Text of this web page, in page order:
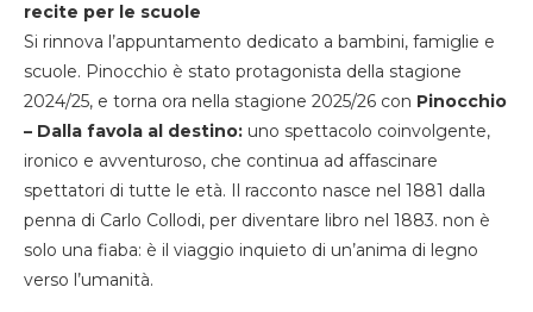
recite per le scuole
Si rinnova l’appuntamento dedicato a bambini, famiglie e
scuole. Pinocchio è stato protagonista della stagione
2024/25, e torna ora nella stagione 2025/26 con Pinocchio
– Dalla favola al destino: uno spettacolo coinvolgente,
ironico e avventuroso, che continua ad affascinare
spettatori di tutte le età. Il racconto nasce nel 1881 dalla
penna di Carlo Collodi, per diventare libro nel 1883. non è
solo una fiaba: è il viaggio inquieto di un’anima di legno
verso l’umanità.